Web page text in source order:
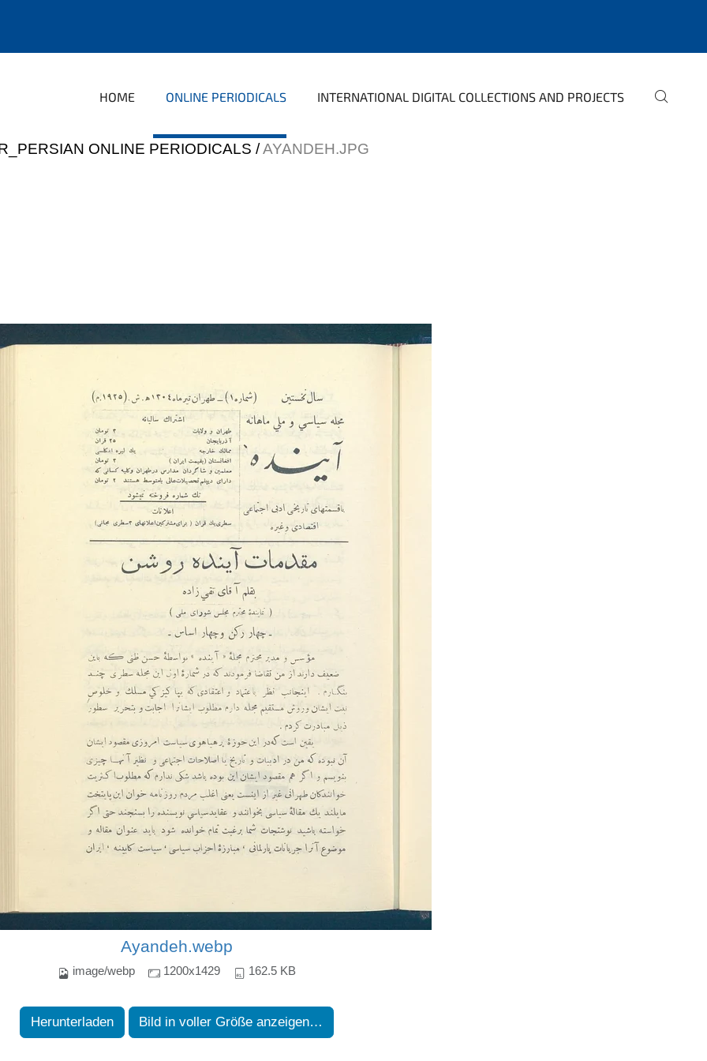
HOME ONLINE PERIODICALS INTERNATIONAL DIGITAL COLLECTIONS AND PROJECTS
ONLINE PERIODICALS AYANDEH.JPG
Ayandeh.webp
image/webp 1200x1429 162.5 KB
Herunterladen Bild in voller Größe anzeigen…